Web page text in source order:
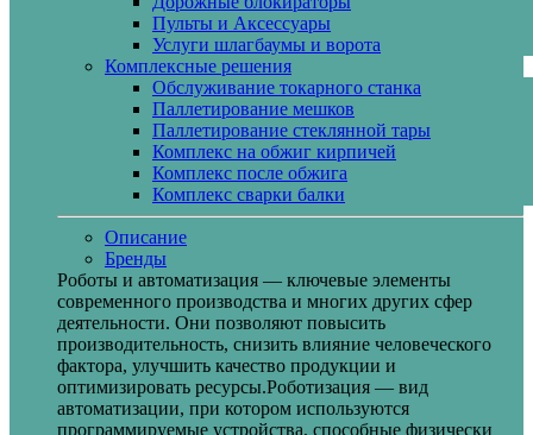
Пульты и Аксессуары
Услуги шлагбаумы и ворота
Комплексные решения
Обслуживание токарного станка
Паллетирование мешков
Паллетирование стеклянной тары
Комплекс на обжиг кирпичей
Комплекс после обжига
Комплекс сварки балки
Описание
Бренды
Роботы и автоматизация — ключевые элементы
современного производства и многих других сфер
деятельности. Они позволяют повысить
производительность, снизить влияние человеческого
фактора, улучшить качество продукции и
оптимизировать ресурсы.Роботизация — вид
автоматизации, при котором используются
программируемые устройства, способные физически